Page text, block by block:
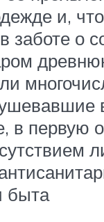
и,
заботе о
в первую
быта